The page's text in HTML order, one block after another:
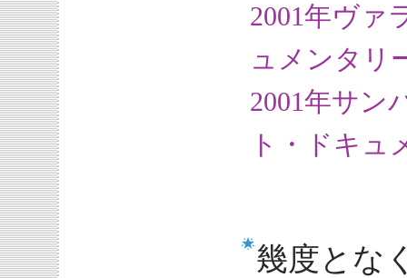
2001年ヴ
ュメンタリ
2001年サン
ト・ドキュ
幾度とな